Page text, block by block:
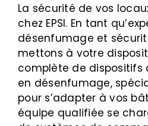
La sécurité de vos
chez EPSI. En tant
désenfumage et
mettons à votre
complète de dispositifs
en désenfumage,
pour s’adapter à vos
équipe qualifiée se